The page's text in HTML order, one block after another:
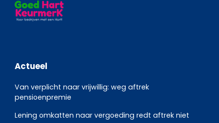
Actueel
Van verplicht naar vrijwillig: weg aftrek
pensioenpremie
Lening omkatten naar vergoeding redt aftrek niet